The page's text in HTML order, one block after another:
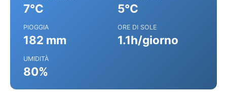
7°C 5°C
PIOGGIA
182 mm
ORE DI SOLE
1.1h/giorno
UMIDITÀ
80%